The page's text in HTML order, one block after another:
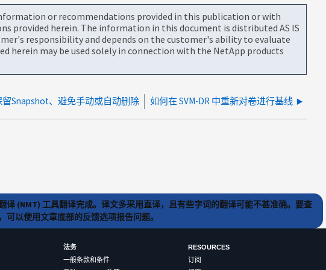
or recommendations provided in this publication or with
provided herein. The information in this document is distributed AS IS
responsibility and depends on the customer's ability to evaluate
may be used solely in connection with the NetApp products
留Snapshot、避免手动或自动删除 如何在 SVM-DR 中重新对卷进行基线
(NMT) 工具翻译完成。译文多采用直译，且有些字词的翻译可能不甚准确。要查
以使用文章底部的反馈选项报告问题。
法务
一般条款和条件
RESOURCES
订阅